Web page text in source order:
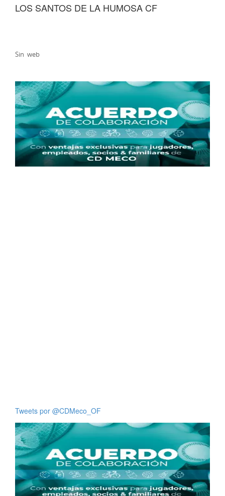
LOS SANTOS DE LA HUMOSA CF
Sin web
Tweets por @CDMeco_OF